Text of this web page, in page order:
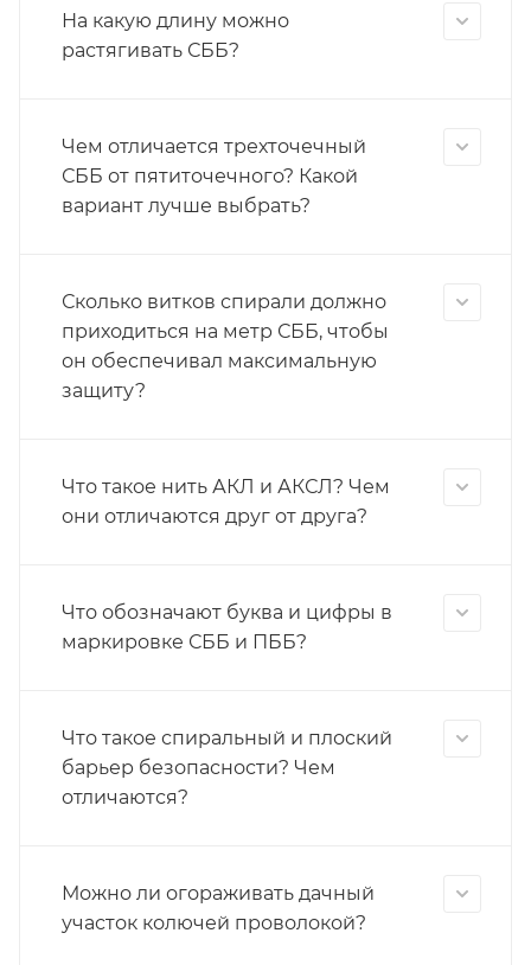
На какую длину можно
растягивать СББ?
Чем отличается трехточечный
СББ от пятиточечного? Какой
вариант лучше выбрать?
Сколько витков спирали должно
приходиться на метр СББ, чтобы
он обеспечивал максимальную
защиту?
Что такое нить АКЛ и АКСЛ? Чем
они отличаются друг от друга?
Что обозначают буква и цифры в
маркировке СББ и ПББ?
Что такое спиральный и плоский
барьер безопасности? Чем
отличаются?
Можно ли огораживать дачный
участок колючей проволокой?